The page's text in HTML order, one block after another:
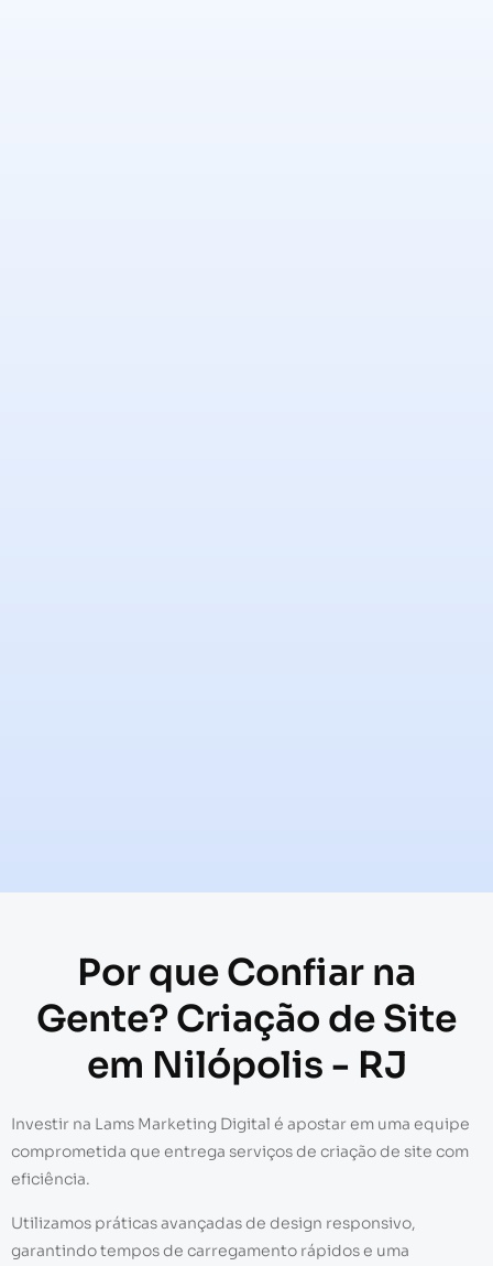
Por que Confiar na
Gente? Criação de Site
em Nilópolis - RJ
Investir na Lams Marketing Digital é apostar em uma equipe
comprometida que entrega serviços de criação de site com
eficiência.
Utilizamos práticas avançadas de design responsivo,
garantindo tempos de carregamento rápidos e uma